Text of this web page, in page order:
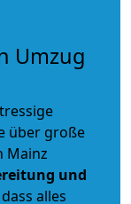
Umzug
über große
Mainz
und
alles